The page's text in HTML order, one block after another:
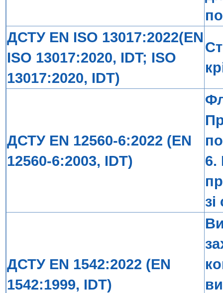
ДСТУ EN ISO 13017:2022(EN
ISO 13017:2020, IDT; ISO
13017:2020, IDT)
ДСТУ EN 12560-6:2022 (EN
12560-6:2003, IDT)
6.
ДСТУ EN 1542:2022 (EN
1542:1999, IDT)